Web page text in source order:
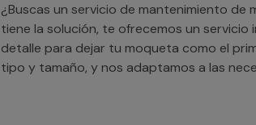
¿Buscas un servicio de mantenimiento
tiene la solución, te ofrecemos un
detalle para dejar tu moqueta como el
tipo y tamaño, y nos adaptamos a las